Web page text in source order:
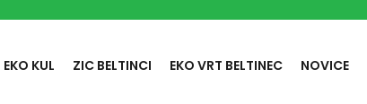
EKO KUL ZIC BELTINCI EKO VRT BELTINEC NOVICE